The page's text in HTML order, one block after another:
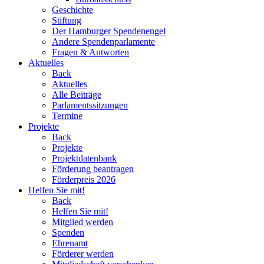
Geschichte
Stiftung
Der Hamburger Spendenengel
Andere Spendenparlamente
Fragen & Antworten
Aktuelles
Back
Aktuelles
Alle Beiträge
Parlamentssitzungen
Termine
Projekte
Back
Projekte
Projektdatenbank
Förderung beantragen
Förderpreis 2026
Helfen Sie mit!
Back
Helfen Sie mit!
Mitglied werden
Spenden
Ehrenamt
Förderer werden